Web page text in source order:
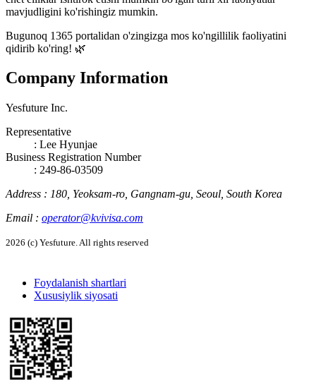
mavjudligini ko'rishingiz mumkin.
Bugunoq 1365 portalidan o'zingizga mos ko'ngillilik faoliyatini
qidirib ko'ring! 🌿
Company Information
Yesfuture Inc.
Representative
: Lee Hyunjae
Business Registration Number
: 249-86-03509
Address : 180, Yeoksam-ro, Gangnam-gu, Seoul, South Korea
Email : operator@kvivisa.com
2026 (c) Yesfuture. All rights reserved
Foydalanish shartlari
Xususiylik siyosati